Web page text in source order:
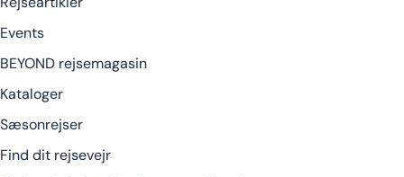
Events
BEYOND rejsemagasin
Kataloger
Sæsonrejser
Find dit rejsevejr